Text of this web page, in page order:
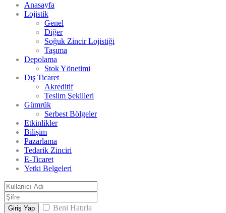
Anasayfa
Lojistik
Genel
Diğer
Soğuk Zincir Lojistiği
Taşıma
Depolama
Stok Yönetimi
Dış Ticaret
Akreditif
Teslim Şekilleri
Gümrük
Serbest Bölgeler
Etkinlikler
Bilişim
Pazarlama
Tedarik Zinciri
E-Ticaret
Yetki Belgeleri
Giriş Yap
Beni Hatırla